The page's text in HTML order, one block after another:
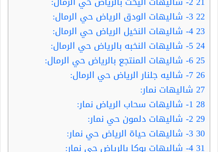
22
23
24
25
26
27 شاليهات نمار:
28
29
30
31